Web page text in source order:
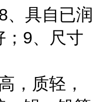
、具自已润
；9、尺寸
，质轻，